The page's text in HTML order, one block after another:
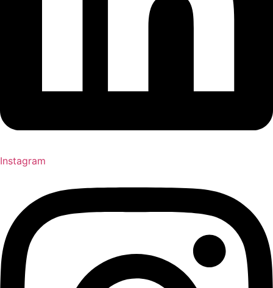
Instagram